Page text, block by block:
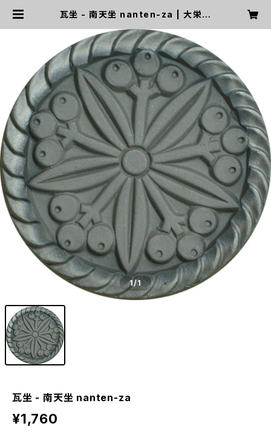
瓦坐 - 南天坐 nanten-za | 大栄窯
1/1
瓦坐 - 南天坐 nanten-za
¥1,760